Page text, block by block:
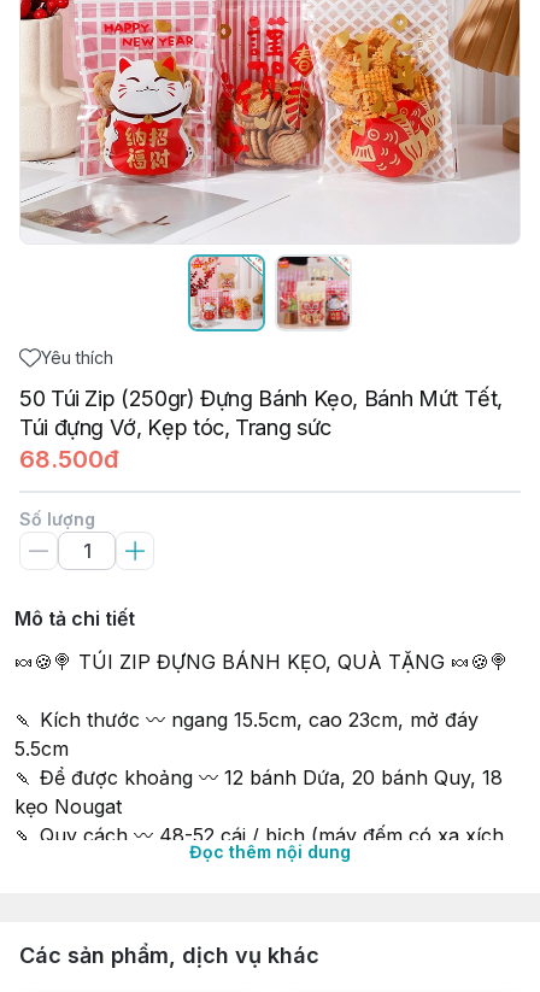
Yêu thích
50 Túi Zip (250gr) Đựng Bánh Kẹo, Bánh Mứt Tết,
Túi đựng Vớ, Kẹp tóc, Trang sức
68.500đ
Số lượng
Mô tả chi tiết
🍬🍪🍭 TÚI ZIP ĐỰNG BÁNH KẸO, QUÀ TẶNG 🍬🍪🍭
🍡 Kích thước 〰 ngang 15.5cm, cao 23cm, mở đáy
5.5cm
🍡 Để được khoảng 〰 12 bánh Dứa, 20 bánh Quy, 18
kẹo Nougat
🍡 Quy cách 〰 48-52 cái / bịch (máy đếm có xa xích
xin phép miễn bù trừ)
🔰 Shop 𝐍𝐈𝐄̂̀𝐌 𝐕𝐔𝐈 𝐕𝐈̣ 𝐍𝐆𝐎̣𝐓 𝑠𝑖𝑛𝑐𝑒 2015
Đọc thêm nội dung
Các sản phẩm, dịch vụ khác